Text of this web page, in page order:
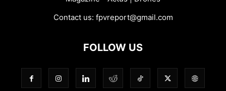
Contact us: fpvreport@gmail.com
FOLLOW US